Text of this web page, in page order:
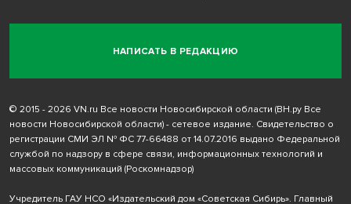
НАПИСАТЬ В РЕДАКЦИЮ
© 2015 - 2026 VN.ru Все новости Новосибирской области (ВН.ру Все
новости Новосибирской области) - сетевое издание. Свидетельство о
регистрации СМИ ЭЛ № ФС 77-66488 от 14.07.2016 выдано Федеральной
службой по надзору в сфере связи, информационных технологий и
массовых коммуникаций (Роскомнадзор)
Учредитель ГАУ НСО «Издательский дом «Советская Сибирь». Главный